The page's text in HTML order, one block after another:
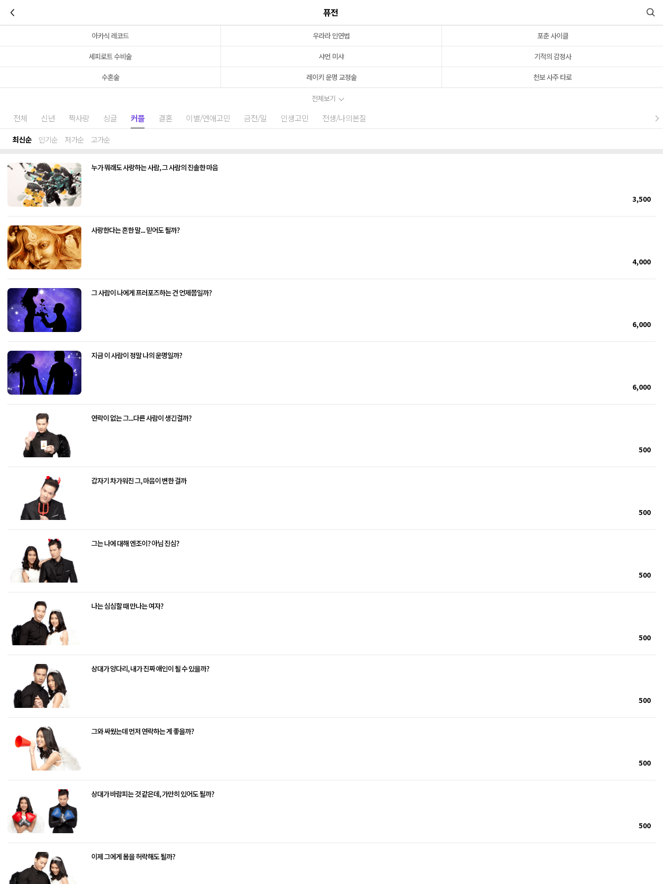
퓨전
아카식 레코드 우라라 인연법 포춘 사이클
세피로트 수비술 샤먼 미샤 기적의 감정사
수혼술 레이키 운명 교정술 천보 사주 타로
전체보기
전체 신년 짝사랑 싱글 커플 결혼 이별/연애고민 금전/일 인생고민 전생/나의본질
최신순 인기순 저가순 고가순
누가 뭐래도 사랑하는 사람, 그 사람의 진솔한 마음
3,500
사랑한다는 흔한 말... 믿어도 될까?
4,000
그 사람이 나에게 프러포즈하는 건 언제쯤일까?
6,000
지금 이 사람이 정말 나의 운명일까?
6,000
연락이 없는 그...다른 사람이 생긴걸까?
500
갑자기 차가워진 그, 마음이 변한 걸까
500
그는 나에 대해 엔조이? 아님 진심?
500
나는 심심할 때 만나는 여자?
500
상대가 양다리, 내가 진짜 애인이 될 수 있을까?
500
그와 싸웠는데 먼저 연락하는 게 좋을까?
500
상대가 바람피는 것 같은데, 가만히 있어도 될까?
500
이제 그에게 몸을 허락해도 될까?